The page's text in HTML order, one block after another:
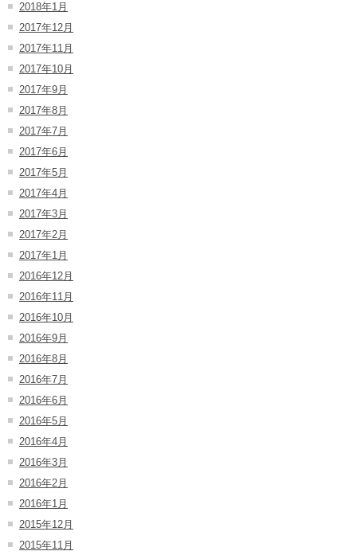
2018年1月
2017年12月
2017年11月
2017年10月
2017年9月
2017年8月
2017年7月
2017年6月
2017年5月
2017年4月
2017年3月
2017年2月
2017年1月
2016年12月
2016年11月
2016年10月
2016年9月
2016年8月
2016年7月
2016年6月
2016年5月
2016年4月
2016年3月
2016年2月
2016年1月
2015年12月
2015年11月